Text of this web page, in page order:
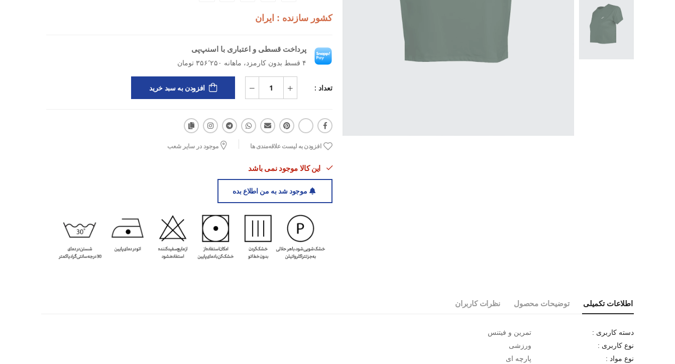
باشگاهی یا فضای باز تبدیل می‌کند.
به صورت اقساطی هم تهیه کنید و استایل ورزشی‌تان را با یک تیشرت باکیفیت، راحت و زیبا کامل
کشور سازنده : ایران
پرداخت قسطی و اعتباری با اسنپ‌پی
۴ قسط بدون کارمزد، ماهانه ۳۵۶٬۲۵۰ تومان
تعداد : افزودن به سبد خرید
افزودن به لیست علاقه‌مندی ها موجود در سایر شعب
این کالا موجود نمی باشد
موجود شد به من اطلاع بده
اطلاعات تکمیلی توضیحات محصول نظرات کاربران
دسته کاربری : تمرین و فیتنس
نوع کاربری : ورزشی
نوع مواد : پارچه ای